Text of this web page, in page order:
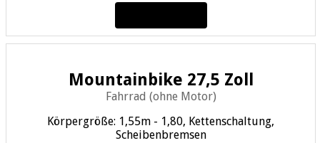
Mountainbike 27,5 Zoll
Fahrrad (ohne Motor)
Körpergröße: 1,55m - 1,80, Kettenschaltung,
Scheibenbremsen